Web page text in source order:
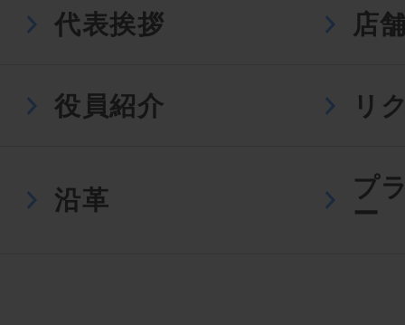
代表挨拶 店
役員紹介 リ
沿革
プ
ー